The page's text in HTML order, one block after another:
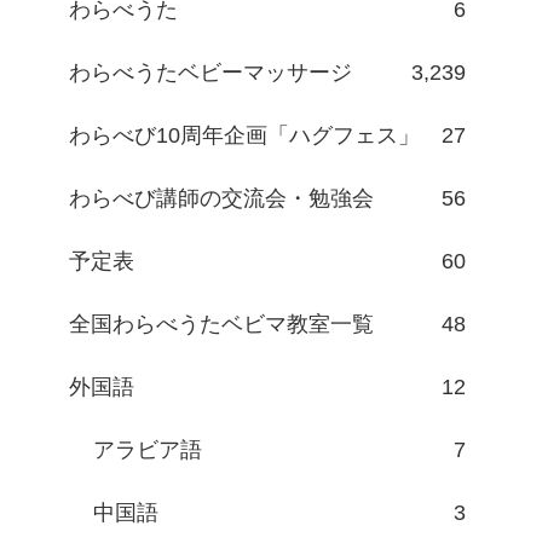
わらべうた 6
わらべうたベビーマッサージ 3,239
わらべび10周年企画「ハグフェス」 27
わらべび講師の交流会・勉強会 56
予定表 60
全国わらべうたベビマ教室一覧 48
外国語 12
アラビア語 7
中国語 3